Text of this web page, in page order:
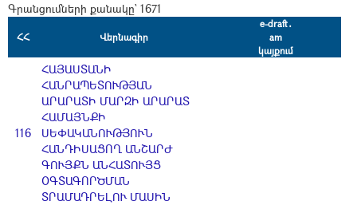
Գրանցումների քանակը` 1671
ՀՀ Վերնագիր
e-draft․
am
կայքում
116
ՀԱՅԱՍՏԱՆԻ
ՀԱՆՐԱՊԵՏՈՒԹՅԱՆ
ԱՐԱՐԱՏԻ ՄԱՐԶԻ ԱՐԱՐԱՏ
ՀԱՄԱՅՆՔԻ
ՍԵՓԱԿԱՆՈՒԹՅՈՒՆ
ՀԱՆԴԻՍԱՑՈՂ ԱՆՇԱՐԺ
ԳՈՒՅՔՆ ԱՆՀԱՏՈՒՅՑ
ՕԳՏԱԳՈՐԾՄԱՆ
ՏՐԱՄԱԴՐԵԼՈՒ ՄԱՍԻՆ